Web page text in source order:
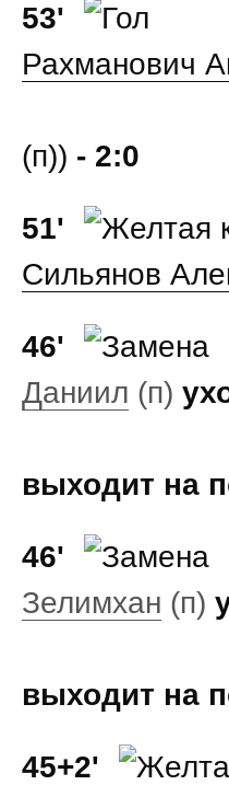
53'
Рахманович
(п)) - 2:0
51'
Сильянов
46'
Даниил (п)
выходит на
46'
Зелимхан (п)
выходит на
45+2'